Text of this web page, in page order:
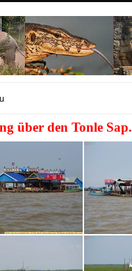
über den Tonle Sap.